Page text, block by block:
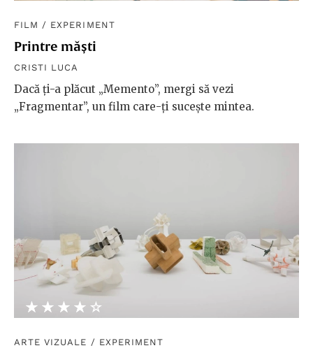
FILM / EXPERIMENT
Printre măști
CRISTI LUCA
Dacă ți-a plăcut „Memento”, mergi să vezi
„Fragmentar”, un film care-ți sucește mintea.
★★★★★
☆☆☆☆☆
ARTE VIZUALE / EXPERIMENT